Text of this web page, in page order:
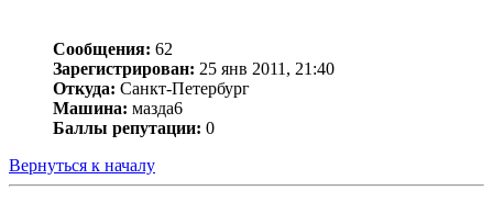
Сообщения: 62
Зарегистрирован: 25 янв 2011, 21:40
Откуда: Санкт-Петербург
Машина: мазда6
Баллы репутации: 0
Вернуться к началу